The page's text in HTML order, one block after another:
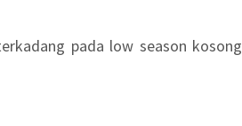
pada low season kosong